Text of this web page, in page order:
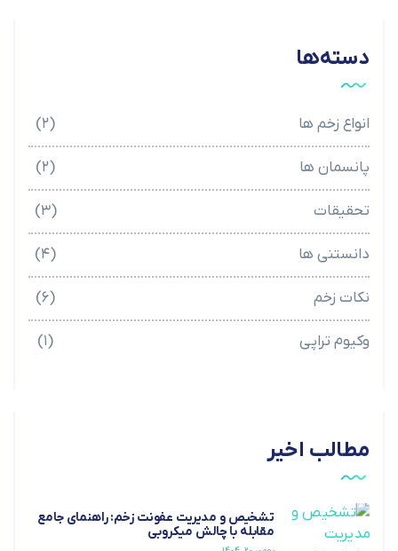
دسته‌ها
انواع زخم ها
پانسمان ها
تحقیقات
دانستنی ها
نکات زخم
وکیوم تراپی
مطالب اخیر
تشخیص و مدیریت عفونت زخم: راهنمای جامع
مقابله با چالش میکروبی